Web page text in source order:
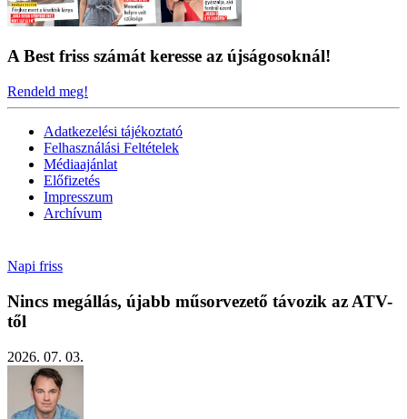
A Best friss számát keresse az újságosoknál!
Rendeld meg!
Adatkezelési tájékoztató
Felhasználási Feltételek
Médiaajánlat
Előfizetés
Impresszum
Archívum
Napi friss
Nincs megállás, újabb műsorvezető távozik az ATV-
től
2026. 07. 03.